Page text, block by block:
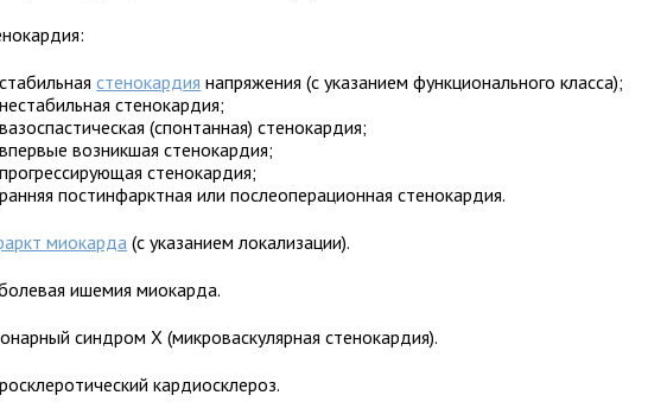
стабильнаястенокардия напряжения (с указанием функционального класса);
нестабильная стенокардия;
вазоспастическая (спонтанная) стенокардия;
впервые возникшая стенокардия;
прогрессирующая стенокардия;
ранняя постинфарктная или послеоперационная стенокардия.
миокарда (с указанием локализации).
ишемия миокарда.
синдром Х (микроваскулярная стенокардия).
кардиосклероз.